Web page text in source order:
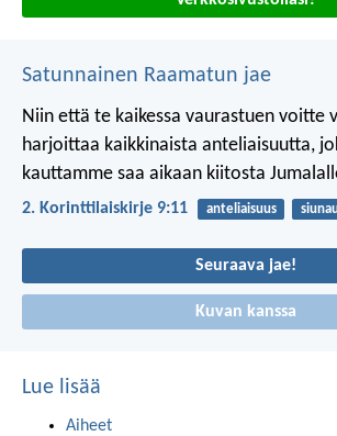
Satunnainen Raamatun jae
Niin että te kaikessa vaurastuen voitte
harjoittaa kaikkinaista anteliaisuutta,
kauttamme saa aikaan kiitosta
2. Korinttilaiskirje 9:11 anteliaisuus
Seuraava jae!
Kuvan kanssa
Lue lisää
Aiheet